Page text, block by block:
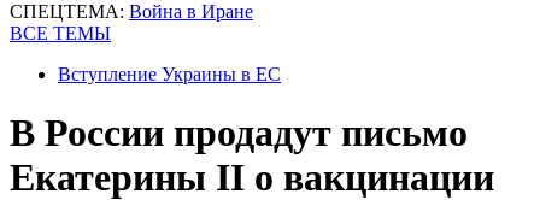
СПЕЦТЕМА: Война в Иране
ВСЕ ТЕМЫ
Вступление Украины в ЕС
В России продадут письмо
Екатерины ІІ о вакцинации